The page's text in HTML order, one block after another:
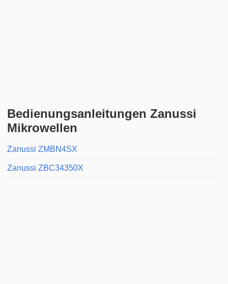
Bedienungsanleitungen Zanussi
Mikrowellen
Zanussi ZMBN4SX
Zanussi ZBC34350X